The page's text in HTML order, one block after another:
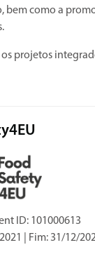
bem como a
os projetos
ID: 101000613
| Fim: 31/12/